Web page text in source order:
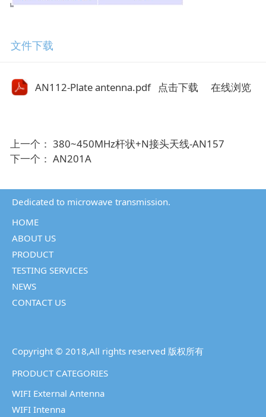
文件下载
AN112-Plate antenna.pdf 点击下载 在线浏览
上一个： 380~450MHz杆状+N接头天线-AN157
下一个： AN201A
Dedicated to microwave transmission.
HOME
ABOUT US
PRODUCT
TESTING SERVICES
NEWS
CONTACT US
Copyright © 2018,All rights reserved 版权所有
PRODUCT CATEGORIES
WIFI External Antenna
WIFI Intenna